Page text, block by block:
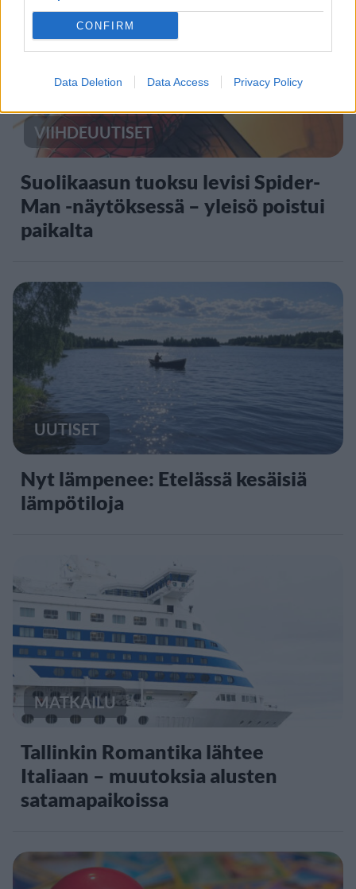
CONFIRM
Data Deletion Data Access Privacy Policy
5
VIIHDEUUTISET
Suolikaasun tuoksu levisi Spider-
Man -näytöksessä – yleisö poistui
paikalta
UUTISET
Nyt lämpenee: Etelässä kesäisiä
lämpötiloja
MATKAILU
Tallinkin Romantika lähtee
Italiaan – muutoksia alusten
satamapaikoissa